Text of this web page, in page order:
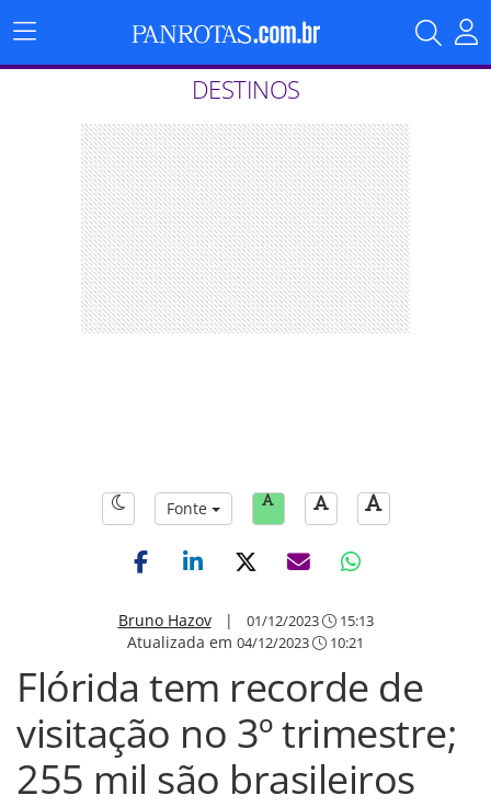
Menu
Principal
DESTINOS
Fonte
Bruno Hazov| 01/12/2023 15:13
Atualizada em 04/12/2023 10:21
Flórida tem recorde de
visitação no 3º trimestre;
255 mil são brasileiros